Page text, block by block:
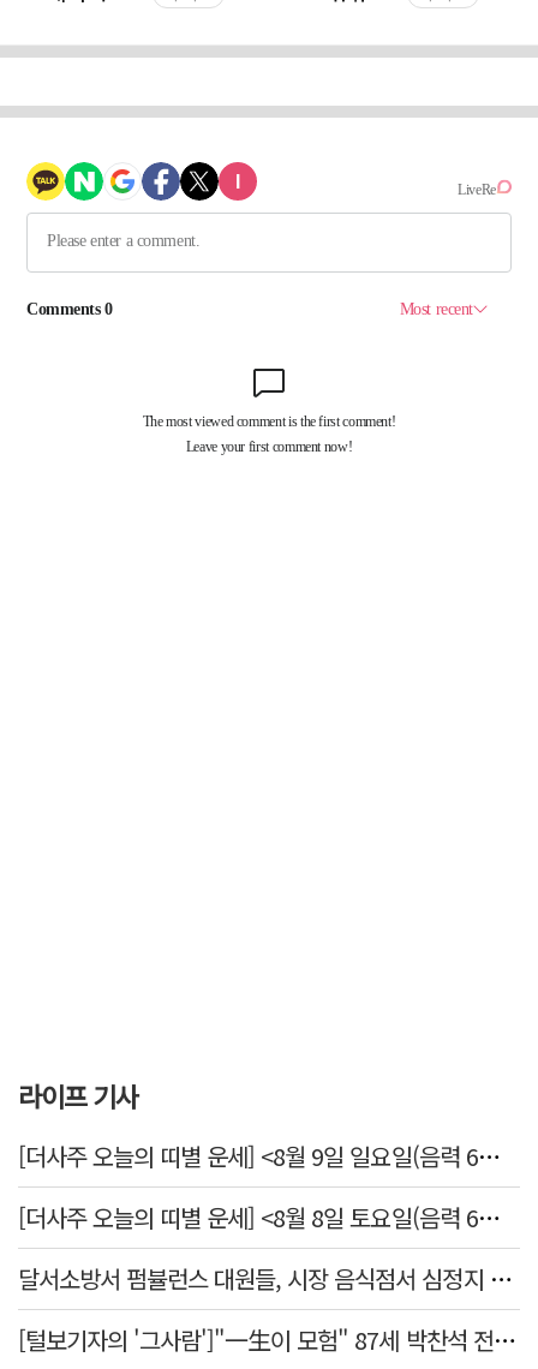
라이프 기사
[더사주 오늘의 띠별 운세] <8월 9일 일요일(음력 6월27일)>
[더사주 오늘의 띠별 운세] <8월 8일 토요일(음력 6월26일)>
달서소방서 펌뷸런스 대원들, 시장 음식점서 심정지 환자 생명 살려
[털보기자의 '그사람']"一生이 모험" 87세 박찬석 전 경북대 총장